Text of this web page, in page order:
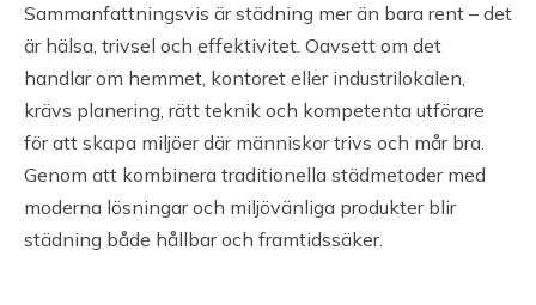
Sammanfattningsvis är städning mer än bara rent – det
är hälsa, trivsel och effektivitet. Oavsett om det
handlar om hemmet, kontoret eller industrilokalen,
krävs planering, rätt teknik och kompetenta utförare
för att skapa miljöer där människor trivs och mår bra.
Genom att kombinera traditionella städmetoder med
moderna lösningar och miljövänliga produkter blir
städning både hållbar och framtidssäker.